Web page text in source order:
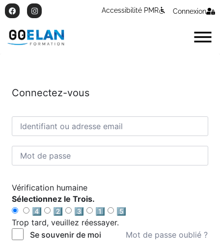
Accessibilité PMR Connexion
Connectez-vous
Vérification humaine
Sélectionnez le Trois.
4️⃣
2️⃣ 3️⃣ 1️⃣
5️⃣
Trop tard, veuillez réessayer.
Se souvenir de moi
Mot de passe oublié ?